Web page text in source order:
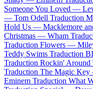
Someone You Loved —
— Tom Odell Traduction
Hold Us — Macklemore
Christmas — Wham
Traduction Flowers —
Teddy Swims Traduction
Traduction Rockin'
Traduction The Magic
Eminem Traduction What